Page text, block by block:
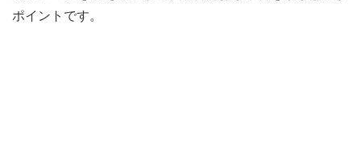
ポイントです。